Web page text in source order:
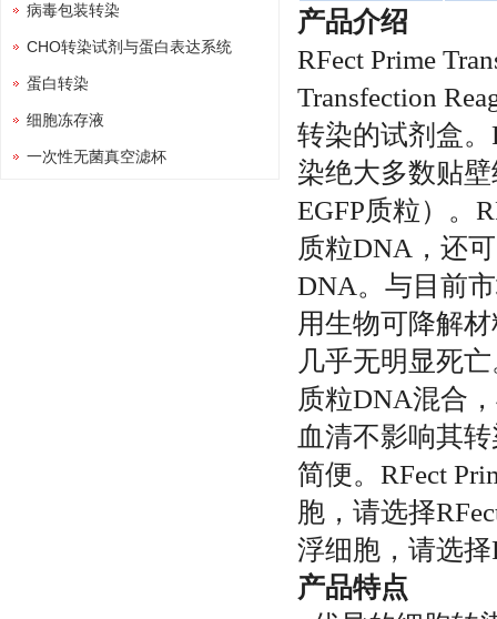
产品介绍
RFect Prime
Transfection
转染的试剂盒
染绝大多数贴
EGFP质粒）。
质粒DNA，还
DNA。与目前
用生物可降解
几乎无明显死
质粒DNA混合
血清不影响其
简便。RFect
胞，请选择
浮细胞，请选择
产品特点
病毒包装转染
CHO转染试剂与蛋白表达系统
蛋白转染
细胞冻存液
一次性无菌真空滤杯